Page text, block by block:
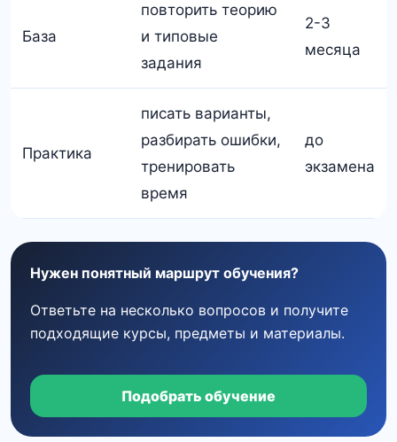
База
повторить теорию
и типовые
задания
2-3
месяца
Практика
писать варианты,
разбирать ошибки,
тренировать
время
до
экзамена
Нужен понятный маршрут обучения?
Ответьте на несколько вопросов и получите
подходящие курсы, предметы и материалы.
Подобрать обучение